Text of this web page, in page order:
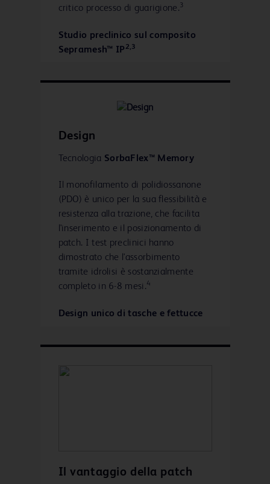
critico processo di guarigione.3
Studio preclinico sul composito
Sepramesh™ IP 2,3
Contraction, and Tissue Response to a
Bioresorbable Barrier Macroporous
Placement."
Design
Tecnologia SorbaFlex™ Memory
Il monofilamento di polidiossanone
(PDO) è unico per la sua flessibilità e
resistenza alla trazione, che facilita
l'inserimento e il posizionamento di
patch. I test preclinici hanno
dimostrato che l'assorbimento
tramite idrolisi è sostanzialmente
completo in 6-8 mesi.4
Design unico di tasche e fettucce
Il vantaggio della patch